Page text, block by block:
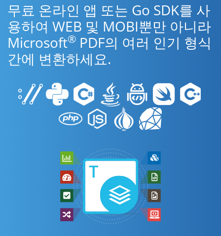
무료 온라인 앱 또는 Go SDK를 사
용하여 WEB 및 MOBI뿐만 아니라
Microsoft® PDF의 여러 인기 형식
간에 변환하세요.